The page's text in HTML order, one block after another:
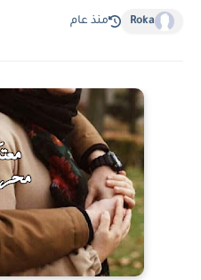
Roka منذ عام